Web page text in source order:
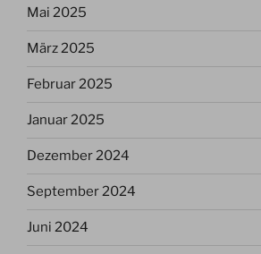
Mai 2025
März 2025
Februar 2025
Januar 2025
Dezember 2024
September 2024
Juni 2024